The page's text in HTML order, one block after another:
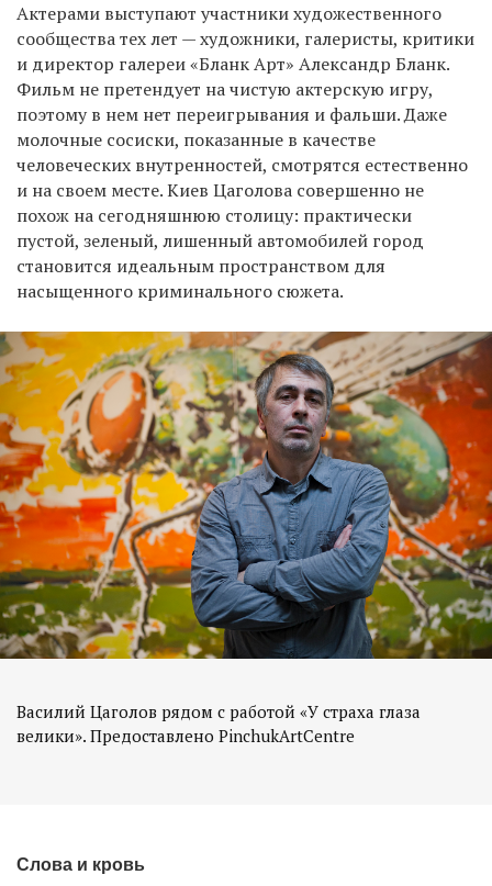
Актерами выступают участники художественного
сообщества тех лет — художники, галеристы, критики
и директор галереи «Бланк Арт» Александр Бланк.
Фильм не претендует на чистую актерскую игру,
поэтому в нем нет переигрывания и фальши. Даже
молочные сосиски, показанные в качестве
человеческих внутренностей, смотрятся естественно
и на своем месте. Киев Цаголова совершенно не
похож на сегодняшнюю столицу: практически
пустой, зеленый, лишенный автомобилей город
становится идеальным пространством для
насыщенного криминального сюжета.
Василий Цаголов рядом с работой «У страха глаза
велики». Предоставлено PinchukArtCentre
Слова и кровь